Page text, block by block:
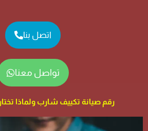
اتصل بنا
تواصل معنا
رقم صيانة تكييف شارب ولماذا